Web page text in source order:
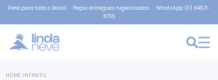
Frete para todo o Brasil · Peças entregues higienizadas · WhatsApp (11) 94571-
8735
HOME INFANTIL